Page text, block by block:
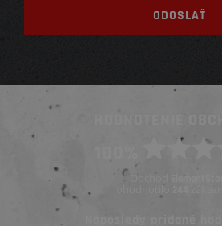
HODNOTENIE
Obchod ElementStore
ohodnotilo
Naposledy pridané